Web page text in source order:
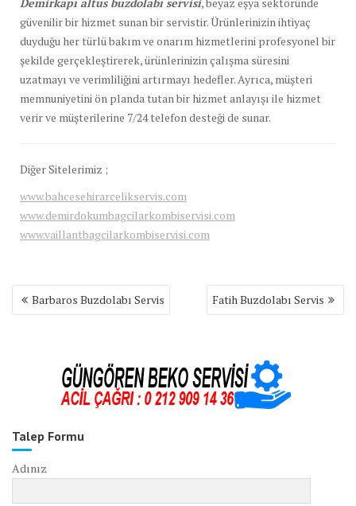
güvenilir bir hizmet sunan bir servistir. Ürünlerinizin ihtiyaç
duyduğu her türlü bakım ve onarım hizmetlerini profesyonel bir
şekilde gerçekleştirerek, ürünlerinizin çalışma süresini
uzatmayı ve verimliliğini artırmayı hedefler. Ayrıca, müşteri
memnuniyetini ön planda tutan bir hizmet anlayışı ile hizmet
verir ve müşterilerine 7/24 telefon desteği de sunar.
Diğer Sitelerimiz ;
www.bahcesehirarcelikservis.com
www.demirdokumbagcilarkombiservisi.com
www.vaillantbagcilarkombiservisi.com
Yazı
gezinmesi
Barbaros Buzdolabı Servis Fatih Buzdolabı Servis
Talep Formu
Adınız